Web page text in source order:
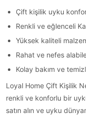
Çift kişilik uyku
Renkli ve eğlenceli
Yüksek kaliteli
Rahat ve nefes
Kolay bakım ve
Loyal Home Çift Kişilik
renkli ve konforlu bir
satın alın ve uyku